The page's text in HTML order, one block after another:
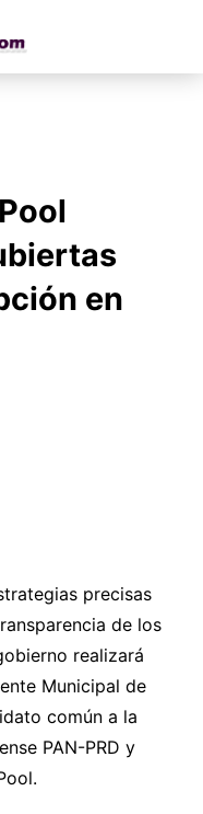
en
precisas
de los
realizará
Municipal de
común a la
PAN-PRD y